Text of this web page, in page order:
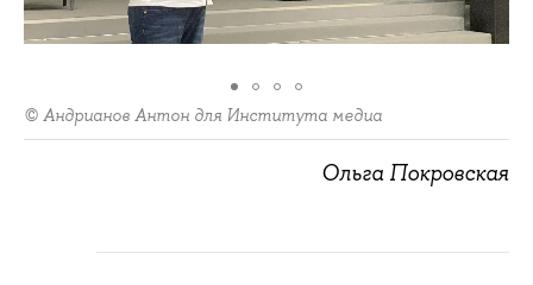
© Андрианов Антон для Института медиа
Ольга Покровская